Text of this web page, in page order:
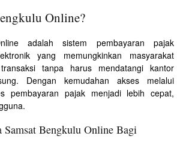
Online?
adalah sistem pembayaran pajak
yang memungkinkan masyarakat
tanpa harus mendatangi kantor
Dengan kemudahan akses melalui
pembayaran pajak menjadi lebih cepat,
Samsat Bengkulu Online Bagi